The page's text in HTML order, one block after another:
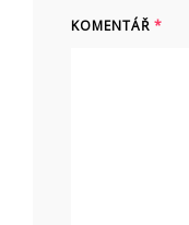
KOMENTÁŘ *